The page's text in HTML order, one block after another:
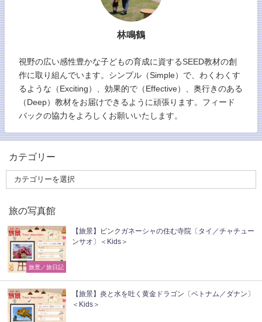
林鳴鶴
視野の広い感性豊かな子どもの育成に資するSEED教材の創
作に取り組んでいます。シンプル（Simple）で、わくわくす
るような（Exciting）、効果的で（Effective）、奥行きのある
（Deep）教材をお届けできるように頑張ります。フィード
バックの協力をよろしくお願いいたします。
カテゴリー
旅の写真館
旅景／旅日記
【旅景】ピンクガネーシャの住む寺院〔タイ／チャチュー
ンサオ〕＜Kids＞
【旅景】炎と水を吐く黄金ドラゴン〔ベトナム／ダナン〕
＜Kids＞